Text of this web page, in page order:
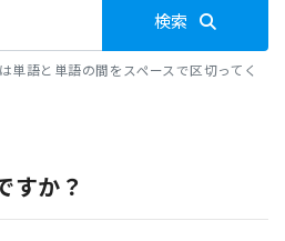
検索
単語と単語の間をスペースで区切ってく
すか？